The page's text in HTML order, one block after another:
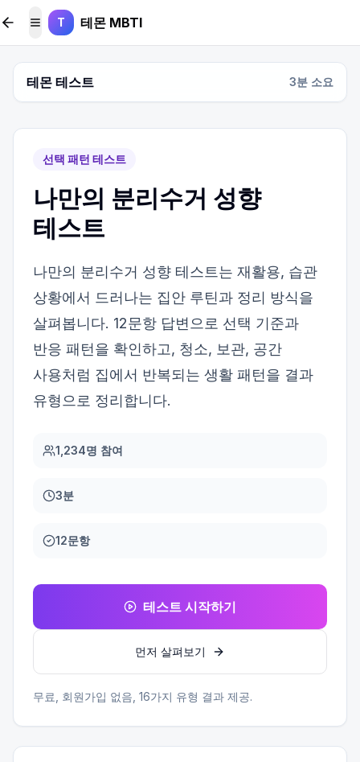
본문 바로가기
메뉴 토글
T 테몬 MBTI
테몬 테스트 3분 소요
선택 패턴 테스트
나만의 분리수거 성향
테스트
나만의 분리수거 성향 테스트는 재활용, 습관
상황에서 드러나는 집안 루틴과 정리 방식을
살펴봅니다. 12문항 답변으로 선택 기준과
반응 패턴을 확인하고, 청소, 보관, 공간
사용처럼 집에서 반복되는 생활 패턴을 결과
유형으로 정리합니다.
1,234명 참여
3분
12문항
테스트 시작하기
먼저 살펴보기
무료, 회원가입 없음, 16가지 유형 결과 제공.